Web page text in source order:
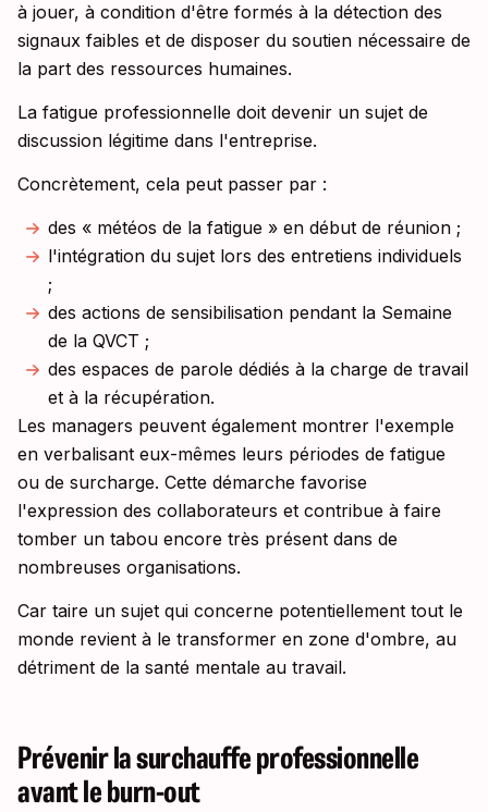
à jouer, à condition d'être formés à la détection des
signaux faibles et de disposer du soutien nécessaire de
la part des ressources humaines.
La fatigue professionnelle doit devenir un sujet de
discussion légitime dans l'entreprise.
Concrètement, cela peut passer par :
des « météos de la fatigue » en début de réunion ;
l'intégration du sujet lors des entretiens individuels
;
des actions de sensibilisation pendant la Semaine
de la QVCT ;
des espaces de parole dédiés à la charge de travail
et à la récupération.
Les managers peuvent également montrer l'exemple
en verbalisant eux-mêmes leurs périodes de fatigue
ou de surcharge. Cette démarche favorise
l'expression des collaborateurs et contribue à faire
tomber un tabou encore très présent dans de
nombreuses organisations.
Car taire un sujet qui concerne potentiellement tout le
monde revient à le transformer en zone d'ombre, au
détriment de la santé mentale au travail.
Prévenir la surchauffe professionnelle
avant le burn-out